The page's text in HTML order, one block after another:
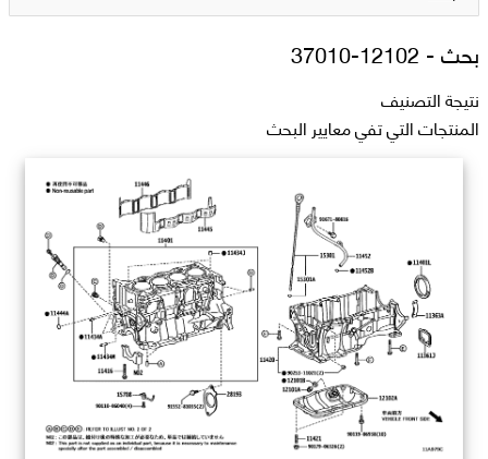
بحث - 12102-37010
نتيجة التصنيف
المنتجات التي تفي معايير البحث